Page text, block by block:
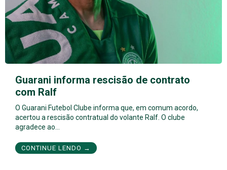
Guarani informa rescisão de contrato
com Ralf
O Guarani Futebol Clube informa que, em comum acordo,
acertou a rescisão contratual do volante Ralf. O clube
agradece ao…
CONTINUE LENDO →